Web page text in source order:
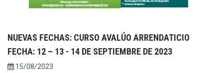
NUEVAS FECHAS: CURSO AVALÚO ARRENDATICIO
FECHA: 12 – 13 - 14 DE SEPTIEMBRE DE 2023
15/08/2023